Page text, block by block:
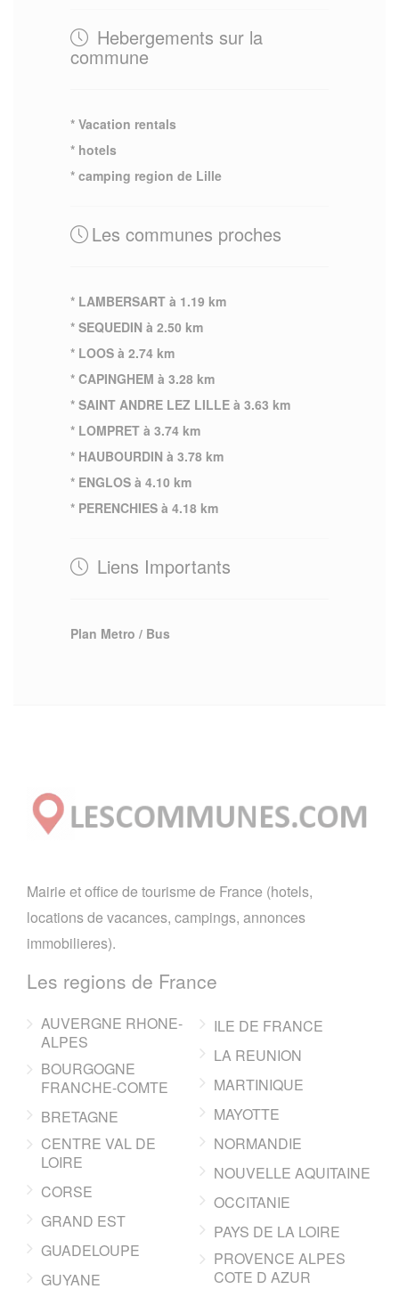
Hebergements sur la
commune
* Vacation rentals
* hotels
* camping region de Lille
Les communes proches
* LAMBERSART à 1.19 km
* SEQUEDIN à 2.50 km
* LOOS à 2.74 km
* CAPINGHEM à 3.28 km
* SAINT ANDRE LEZ LILLE à 3.63 km
* LOMPRET à 3.74 km
* HAUBOURDIN à 3.78 km
* ENGLOS à 4.10 km
* PERENCHIES à 4.18 km
Liens Importants
Plan Metro / Bus
Mairie et office de tourisme de France (hotels,
locations de vacances, campings, annonces
immobilieres).
Les regions de France
AUVERGNE RHONE-
ALPES
BOURGOGNE
FRANCHE-COMTE
BRETAGNE
CENTRE VAL DE
LOIRE
CORSE
GRAND EST
GUADELOUPE
GUYANE
ILE DE FRANCE
LA REUNION
MARTINIQUE
MAYOTTE
NORMANDIE
NOUVELLE AQUITAINE
OCCITANIE
PAYS DE LA LOIRE
PROVENCE ALPES
COTE D AZUR